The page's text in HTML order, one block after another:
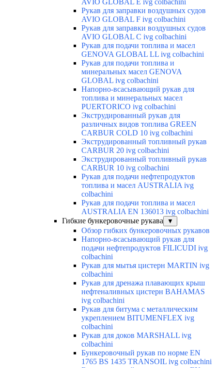
Рукав для заправки воздушных судов
AVIO GLOBAL F ivg colbachini
Рукав для заправки воздушных судов
AVIO GLOBAL C ivg colbachini
Рукав для подачи топлива и масел
GENOVA GLOBAL LL ivg colbachini
Рукав для подачи топлива и
минеральных масел GENOVA
GLOBAL ivg colbachini
Напорно-всасывающий рукав для
топлива и минеральных масел
PUERTORICO ivg colbachini
Экструдированный рукав для
различных видов топлива GREEN
CARBUR COLD 10 ivg colbachini
Экструдированный топливный рукав
CARBUR 20 ivg colbachini
Экструдированный топливный рукав
CARBUR 10 ivg colbachini
Рукав для подачи нефтепродуктов
топлива и масел AUSTRALIA ivg
colbachini
Рукав для подачи топлива и масел
AUSTRALIA EN 136013 ivg colbachini
Гибкие бункеровочные рукава
▼
Обзор гибких бункеровочных рукавов
Напорно-всасывающий рукав для
подачи нефтепродуктов FILICUDI ivg
colbachini
Рукав для мытья цистерн MARTIN ivg
colbachini
Рукав для дренажа плавающих крыш
нефтеналивных цистерн BAHAMAS
ivg colbachini
Рукав для битума с металлическим
укреплением BITUMENFLEX ivg
colbachini
Рукав для доков MARSHALL ivg
colbachini
Бункеровочный рукав по норме EN
1765 BS 1435 TRANSOIL ivg colbachini